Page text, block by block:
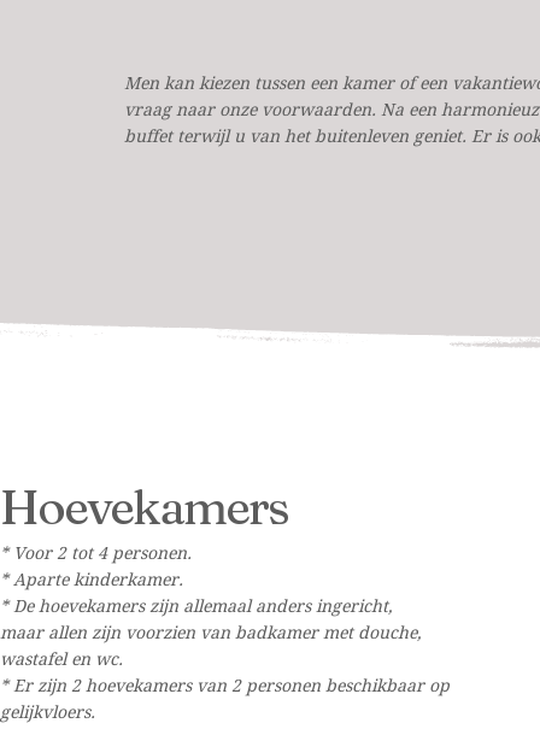
Men kan kiezen tussen een kamer of een
vraag naar onze voorwaarden. Na een
buffet terwijl u van het buitenleven geniet. Er is
Hoevekamers
* Voor 2 tot 4 personen.
* Aparte kinderkamer.
* De hoevekamers zijn allemaal anders ingericht,
maar allen zijn voorzien van badkamer met douche,
wastafel en wc.
* Er zijn 2 hoevekamers van 2 personen beschikbaar op
gelijkvloers.